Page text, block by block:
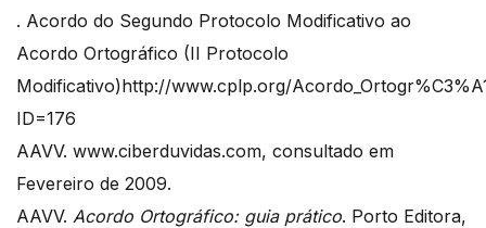
. Acordo do Segundo Protocolo Modificativo ao
Acordo Ortográfico (II Protocolo
Modificativo)http://www.cplp.org/
ID=176
AAVV. www.ciberduvidas.com, consultado em
Fevereiro de 2009.
AAVV. Acordo Ortográfico: guia prático. Porto Editora,